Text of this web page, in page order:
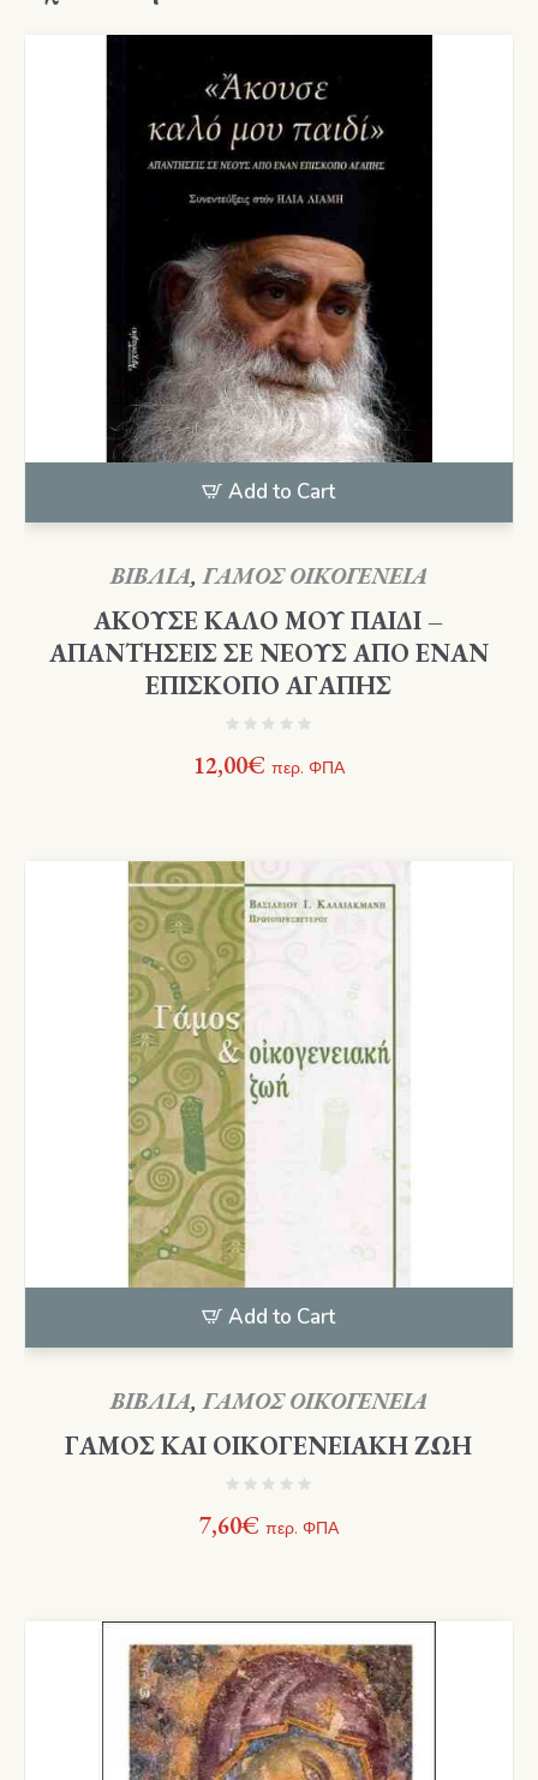
Add to Cart
ΒΙΒΛΙΑ,ΓΑΜΟΣ ΟΙΚΟΓΕΝΕΙΑ
ΑΚΟΥΣΕ ΚΑΛΟ ΜΟΥ ΠΑΙΔΙ –
ΑΠΑΝΤΗΣΕΙΣ ΣΕ ΝΕΟΥΣ ΑΠΟ ΕΝΑΝ
ΕΠΙΣΚΟΠΟ ΑΓΑΠΗΣ
12,00€ περ. ΦΠΑ
Add to Cart
ΒΙΒΛΙΑ,ΓΑΜΟΣ ΟΙΚΟΓΕΝΕΙΑ
ΓΑΜΟΣ ΚΑΙ ΟΙΚΟΓΕΝΕΙΑΚΗ ΖΩΗ
7,60€ περ. ΦΠΑ